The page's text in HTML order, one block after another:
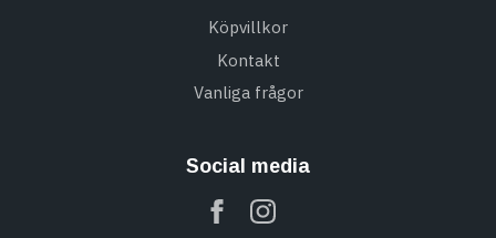
Köpvillkor
Kontakt
Vanliga frågor
Social media